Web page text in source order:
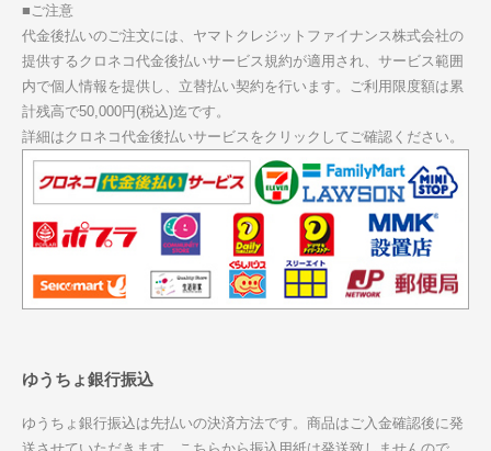
■ご注意
代金後払いのご注文には、ヤマトクレジットファイナンス株式会社の
提供するクロネコ代金後払いサービス規約が適用され、サービス範囲
内で個人情報を提供し、立替払い契約を行います。ご利用限度額は累
計残高で50,000円(税込)迄です。
詳細はクロネコ代金後払いサービスをクリックしてご確認ください。
ゆうちょ銀行振込
ゆうちょ銀行振込は先払いの決済方法です。商品はご入金確認後に発